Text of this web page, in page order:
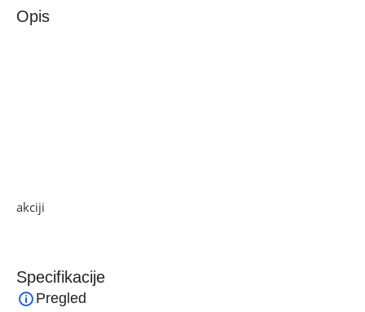
Opis
akciji
Specifikacije
Pregled